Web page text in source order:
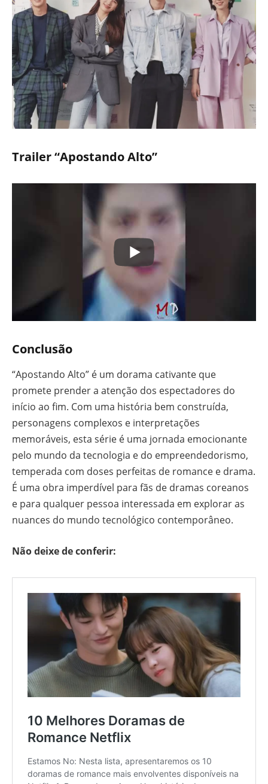
Trailer “Apostando Alto”
Conclusão
“Apostando Alto” é um dorama cativante que
promete prender a atenção dos espectadores do
início ao fim. Com uma história bem construída,
personagens complexos e interpretações
memoráveis, esta série é uma jornada emocionante
pelo mundo da tecnologia e do empreendedorismo,
temperada com doses perfeitas de romance e drama.
É uma obra imperdível para fãs de dramas coreanos
e para qualquer pessoa interessada em explorar as
nuances do mundo tecnológico contemporâneo.
Não deixe de conferir: